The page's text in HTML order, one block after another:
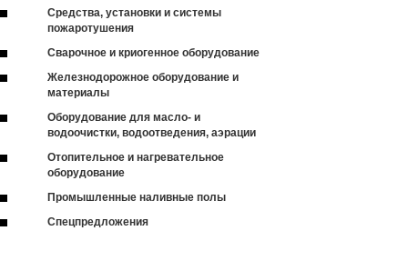
Средства, установки и системы
пожаротушения
Сварочное и криогенное оборудование
Железнодорожное оборудование и
материалы
Оборудование для масло- и
водоочистки, водоотведения, аэрации
Отопительное и нагревательное
оборудование
Промышленные наливные полы
Спецпредложения